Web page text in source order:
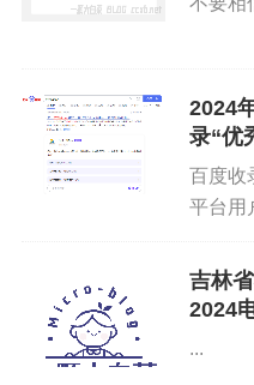
from tkinter import
from openpyxl
import os
import threading
from docx import
class
def
2024
录“优
百度收
平台用
员，一
好优秀
吉林
2024
...